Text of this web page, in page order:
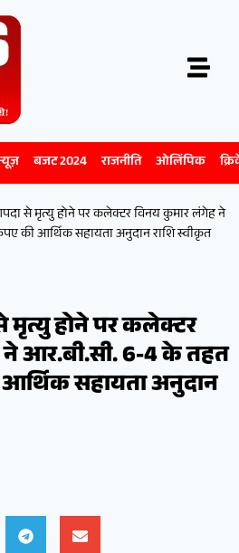
बजट 2024 राजनीति ओलिंपिक
से मृत्यु होने पर कलेक्टर विनय कुमार लंगेह ने
की आर्थिक सहायता अनुदान राशि स्वीकृत
मृत्यु होने पर कलेक्टर
आर.बी.सी. 6-4 के तहत
सहायता अनुदान